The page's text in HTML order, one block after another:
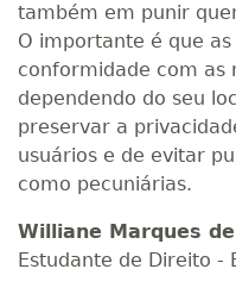
também em punir
O importante é que
conformidade com as
dependendo do seu
preservar a
usuários e de evitar
como pecuniárias.
Williane Marques
Estudante de Direito -